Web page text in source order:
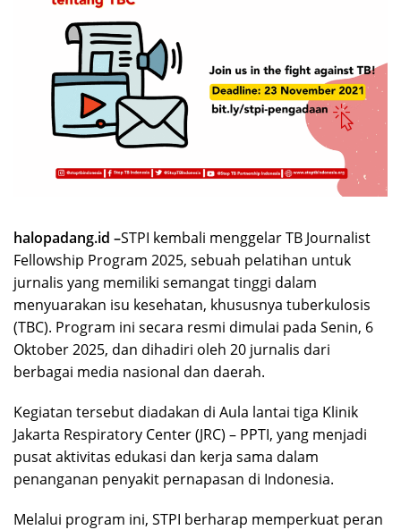
halopadang.id –STPI kembali menggelar TB Journalist
Fellowship Program 2025, sebuah pelatihan untuk
jurnalis yang memiliki semangat tinggi dalam
menyuarakan isu kesehatan, khususnya tuberkulosis
(TBC). Program ini secara resmi dimulai pada Senin, 6
Oktober 2025, dan dihadiri oleh 20 jurnalis dari
berbagai media nasional dan daerah.
Kegiatan tersebut diadakan di Aula lantai tiga Klinik
Jakarta Respiratory Center (JRC) – PPTI, yang menjadi
pusat aktivitas edukasi dan kerja sama dalam
penanganan penyakit pernapasan di Indonesia.
Melalui program ini, STPI berharap memperkuat peran